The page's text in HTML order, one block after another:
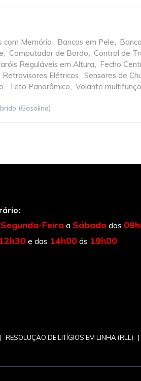
com Memória, Bancos em Pele,
, Computador de Bordo, Control de
Reguláveis em Altura, Fecho
Retrovisores Elétricos, Sensores de
, Teto Panorâmico, Volante
(Gasolina)
Segunda-Feiraa Sábado das
12h30 e das 14h00 ás 19h00
RESOLUÇÃO DE LITÍGIOS EM LINHA (RLL) |